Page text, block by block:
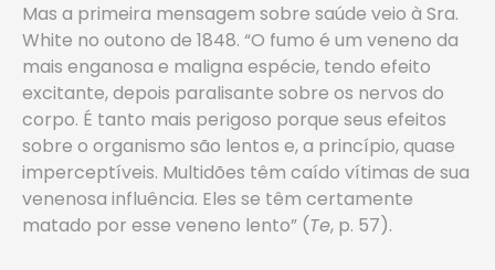
Mas a primeira mensagem sobre saúde veio à Sra.
White no outono de 1848. “O fumo é um veneno da
mais enganosa e maligna espécie, tendo efeito
excitante, depois paralisante sobre os nervos do
corpo. É tanto mais perigoso porque seus efeitos
sobre o organismo são lentos e, a princípio, quase
imperceptíveis. Multidões têm caído vítimas de sua
venenosa influência. Eles se têm certamente
matado por esse veneno lento” (Te, p. 57).